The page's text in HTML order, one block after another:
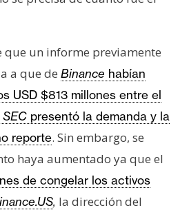
que un informe previamente
a que de Binance habían
USD $813 millones entre el
SEC presentó la demanda y la
reporte. Sin embargo, se
haya aumentado ya que el
de congelar los activos
, la dirección del